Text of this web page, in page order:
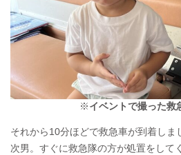
※イベントで撮った救
それから10分ほどで救急車が到着しま
次男。すぐに救急隊の方が処置をして